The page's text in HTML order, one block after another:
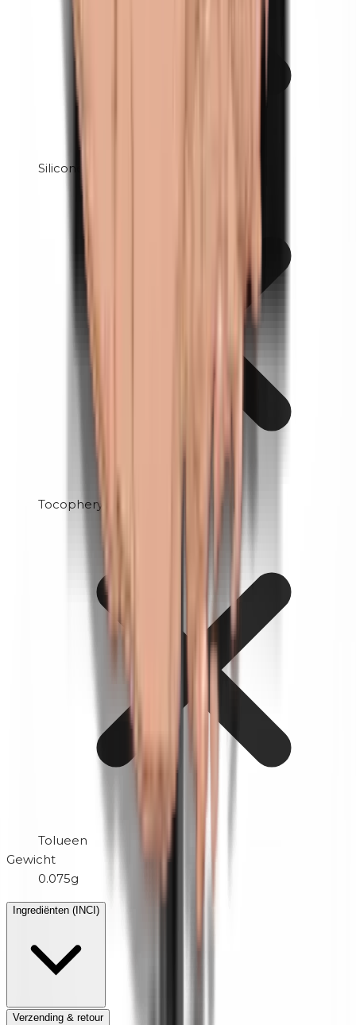
Siliconen
Tocopherylacetaat
Tolueen
Gewicht
0.075g
Ingrediënten (INCI)
Verzending & retour